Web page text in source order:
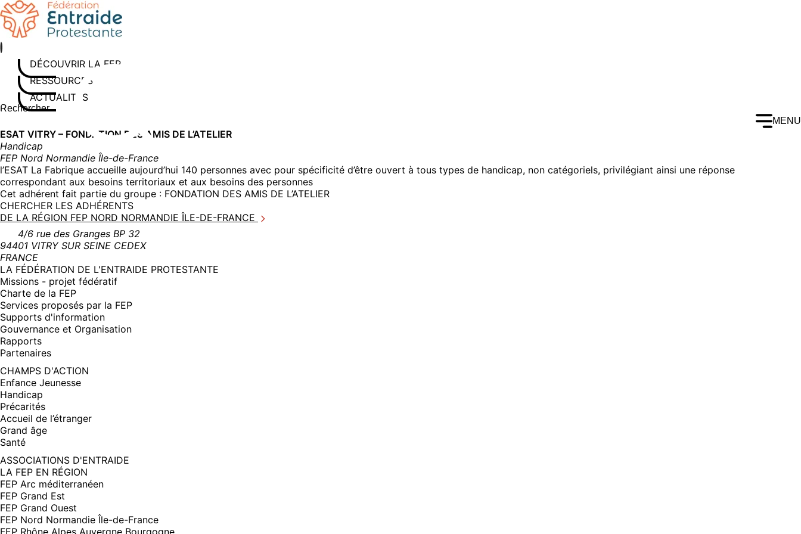
Aller
au
contenu
DÉCOUVRIR LA FEP
RESSOURCES
ACTUALITÉS
Rechercher sur le site
Saisissez au moins 3 caractères pour lancer la recherche
MENU
ESAT VITRY – FONDATION DES AMIS DE L’ATELIER
Handicap
FEP Nord Normandie Île-de-France
l’ESAT La Fabrique accueille aujourd’hui 140 personnes avec pour spécificité d’être ouvert à tous types de handicap, non catégoriels, privilégiant ainsi une réponse
correspondant aux besoins territoriaux et aux besoins des personnes
Cet adhérent fait partie du groupe : FONDATION DES AMIS DE L’ATELIER
CHERCHER LES ADHÉRENTS
DE LA RÉGION FEP NORD NORMANDIE ÎLE-DE-FRANCE
4/6 rue des Granges BP 32
94401 VITRY SUR SEINE CEDEX
FRANCE
LA FÉDÉRATION DE L'ENTRAIDE PROTESTANTE
Missions - projet fédératif
Charte de la FEP
Services proposés par la FEP
Supports d'information
Gouvernance et Organisation
Rapports
Partenaires
CHAMPS D'ACTION
Enfance Jeunesse
Handicap
Précarités
Accueil de l’étranger
Grand âge
Santé
ASSOCIATIONS D'ENTRAIDE
LA FEP EN RÉGION
FEP Arc méditerranéen
FEP Grand Est
FEP Grand Ouest
FEP Nord Normandie Île-de-France
FEP Rhône Alpes Auvergne Bourgogne